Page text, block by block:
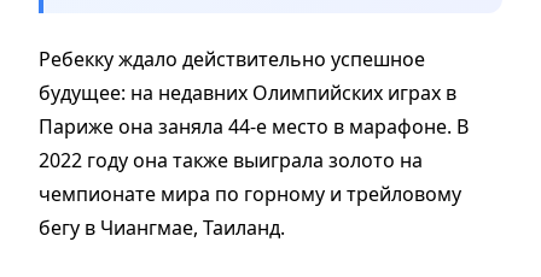
Ребекку ждало действительно успешное
будущее: на недавних Олимпийских играх в
Париже она заняла 44-е место в марафоне. В
2022 году она также выиграла золото на
чемпионате мира по горному и трейловому
бегу в Чиангмае, Таиланд.